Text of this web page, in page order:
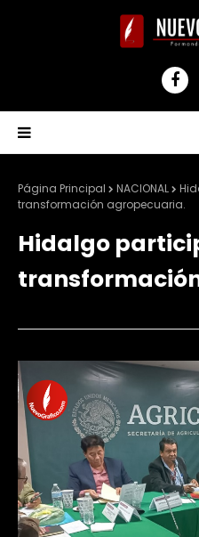
Página Principal NACIONAL
transformación agropecuaria.
Hidalgo